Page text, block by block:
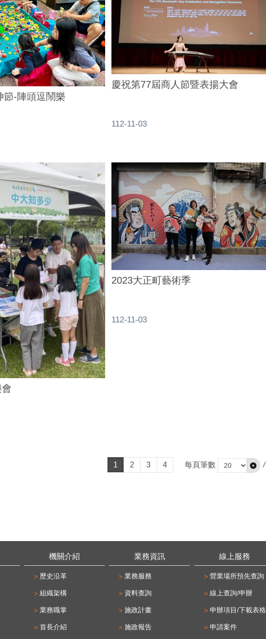
節-陣頭逗鬧樂
慶祝第77屆商人節暨表揚大會
112-11-03
2023大正町藝術季
112-11-03
1 2 3 4 每頁筆數 /
機關介紹
歷史沿革
組織架構
業務職掌
首長介紹
業務資訊
業務服務
資料查詢
施政計畫
施政報告
線上服務
營業場所預先查詢
線上查詢/申辦
申辦項目/下載表格
申請案件